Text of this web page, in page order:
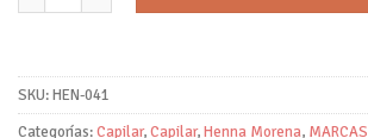
SKU:HEN-041
Categorías:Capilar,Capilar,Henna Morena, MARCAS